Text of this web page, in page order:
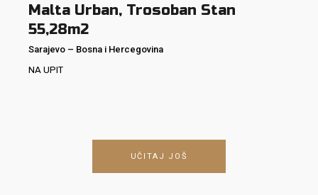
Malta Urban, Trosoban Stan
55,28m2
Sarajevo – Bosna i Hercegovina
NA UPIT
UČITAJ JOŠ